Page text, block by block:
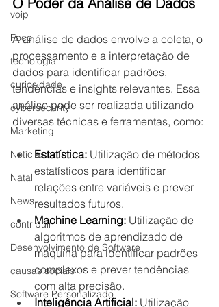
voip
Foco
tecnologia
curiosidade
cybersecurity
Marketing
Notícias
Natal
News
contribuir
Desenvolvimento de Software
causas sociais
Software Personalizado
A análise de dados envolve a coleta, o
processamento e a interpretação de
dados para identificar padrões,
tendências e insights relevantes. Essa
análise pode ser realizada utilizando
diversas técnicas e ferramentas, como:
Estatística: Utilização de métodos
estatísticos para identificar
relações entre variáveis e prever
resultados futuros.
Machine Learning: Utilização de
algoritmos de aprendizado de
máquina para identificar padrões
complexos e prever tendências
com alta precisão.
Inteligência Artificial: Utilização